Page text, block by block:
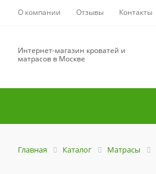
О компании Отзывы Контакты
Интернет-магазин кроватей и
матрасов в Москве
Главная Каталог Матрасы